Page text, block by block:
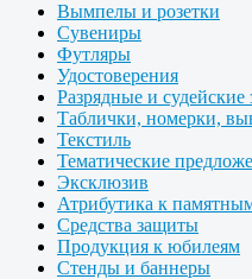
Вымпелы и розетки
Сувениры
Футляры
Удостоверения
Разрядные и
Таблички, номерки,
Текстиль
Тематические
Эксклюзив
Атрибутика к
Средства защиты
Продукция к юбилеям
Стенды и баннеры